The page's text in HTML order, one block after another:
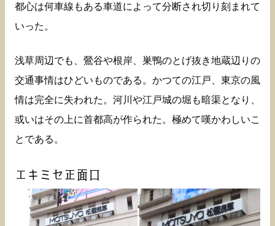
都心は何車線もある車道によって分断され切り刻まれて
いった。
浅草周辺でも、鶯谷や根岸、巣鴨のとげ抜き地蔵辺りの
交通事情はひどいものである。かつての江戸、東京の風
情は完全に失われた。河川や江戸城の堀も暗渠となり、
或いはその上に首都高が作られた。極めて嘆かわしいこ
とである。
エキミセ正面口